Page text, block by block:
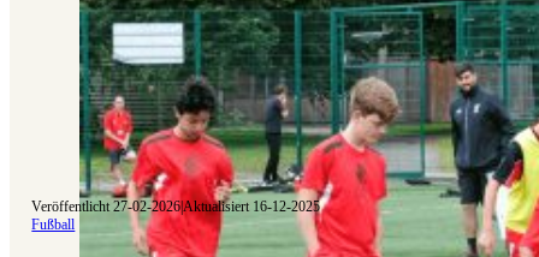
Veröffentlicht 27-02-2026|Aktualisiert 16-12-2025
Fußball